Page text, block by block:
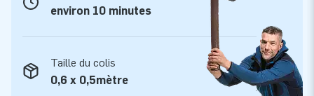
we voor. Ze noemen ons ook wel ‘creators of greatness’!
environ 10 minutes
Taille du colis
0,6 x 0,5mètre